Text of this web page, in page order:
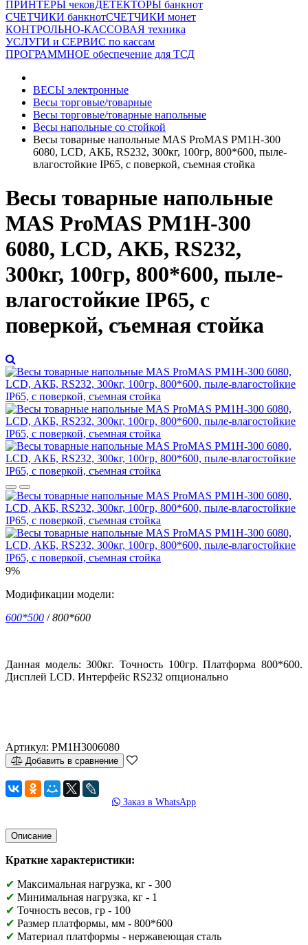
ПРИНТЕРЫ чековДЕТЕКТОРЫ банкнот
СЧЕТЧИКИ банкнотСЧЕТЧИКИ монет
КОНТРОЛЬНО-КАССОВАЯ техника
УСЛУГИ и СЕРВИС по кассам
ПРОГРАММНОЕ обеспечение для ТСД
ВЕСЫ электронные
Весы торговые/товарные
Весы торговые/товарные напольные
Весы напольные со стойкой
Весы товарные напольные MAS ProMAS PM1H-300
6080, LCD, АКБ, RS232, 300кг, 100гр, 800*600, пыле-
влагостойкие IP65, с поверкой, съемная стойка
Весы товарные напольные
MAS ProMAS PM1H-300
6080, LCD, АКБ, RS232,
300кг, 100гр, 800*600, пыле-
влагостойкие IP65, с
поверкой, съемная стойка
9%
Модификации модели:
600*500 /800*600
Данная модель: 300кг. Точность 100гр. Платформа 800*600.
Дисплей LCD. Интерфейс RS232 опционально
Артикул: PM1H3006080
Добавить в сравнение
Заказ в WhatsApp
Описание
Краткие характеристики:
✔ Максимальная нагрузка, кг - 300
✔ Минимальная нагрузка, кг - 1
✔ Точность весов, гр - 100
✔ Размер платформы, мм - 800*600
✔ Материал платформы - нержавеющая сталь